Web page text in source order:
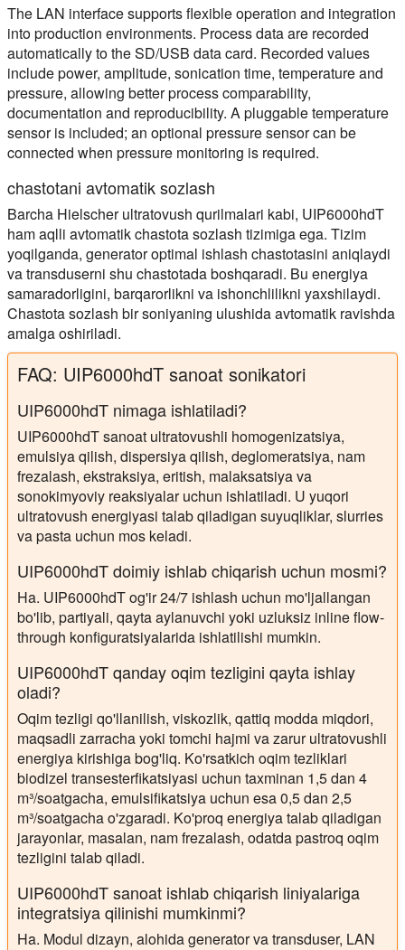
The LAN interface supports flexible operation and integration
into production environments. Process data are recorded
automatically to the SD/USB data card. Recorded values
include power, amplitude, sonication time, temperature and
pressure, allowing better process comparability,
documentation and reproducibility. A pluggable temperature
sensor is included; an optional pressure sensor can be
connected when pressure monitoring is required.
chastotani avtomatik sozlash
Barcha Hielscher ultratovush qurilmalari kabi, UIP6000hdT
ham aqlli avtomatik chastota sozlash tizimiga ega. Tizim
yoqilganda, generator optimal ishlash chastotasini aniqlaydi
va transduserni shu chastotada boshqaradi. Bu energiya
samaradorligini, barqarorlikni va ishonchlilikni yaxshilaydi.
Chastota sozlash bir soniyaning ulushida avtomatik ravishda
amalga oshiriladi.
FAQ: UIP6000hdT sanoat sonikatori
UIP6000hdT nimaga ishlatiladi?
UIP6000hdT sanoat ultratovushli homogenizatsiya,
emulsiya qilish, dispersiya qilish, deglomeratsiya, nam
frezalash, ekstraksiya, eritish, malaksatsiya va
sonokimyoviy reaksiyalar uchun ishlatiladi. U yuqori
ultratovush energiyasi talab qiladigan suyuqliklar, slurries
va pasta uchun mos keladi.
UIP6000hdT doimiy ishlab chiqarish uchun mosmi?
Ha. UIP6000hdT og'ir 24/7 ishlash uchun mo'ljallangan
bo'lib, partiyali, qayta aylanuvchi yoki uzluksiz inline flow-
through konfiguratsiyalarida ishlatilishi mumkin.
UIP6000hdT qanday oqim tezligini qayta ishlay
oladi?
Oqim tezligi qo'llanilish, viskozlik, qattiq modda miqdori,
maqsadli zarracha yoki tomchi hajmi va zarur ultratovushli
energiya kirishiga bog'liq. Ko'rsatkich oqim tezliklari
biodizel transesterfikatsiyasi uchun taxminan 1,5 dan 4
m³/soatgacha, emulsifikatsiya uchun esa 0,5 dan 2,5
m³/soatgacha o'zgaradi. Ko'proq energiya talab qiladigan
jarayonlar, masalan, nam frezalash, odatda pastroq oqim
tezligini talab qiladi.
UIP6000hdT sanoat ishlab chiqarish liniyalariga
integratsiya qilinishi mumkinmi?
Ha. Modul dizayn, alohida generator va transduser, LAN